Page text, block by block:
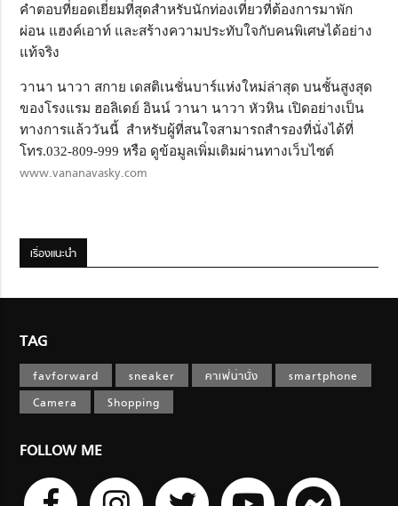
คำตอบที่ยอดเยี่ยมที่สุดสำหรับนักท่องเที่ยวที่ต้องการมาพัก
ผ่อน แฮงค์เอาท์ และสร้างความประทับใจกับคนพิเศษได้อย่าง
แท้จริง
วานา นาวา สกาย เดสติเนชั่นบาร์แห่งใหม่ล่าสุด บนชั้นสูงสุด
ของโรงแรม ฮอลิเดย์ อินน์ วานา นาวา หัวหิน เปิดอย่างเป็น
ทางการแล้ววันนี้ สำหรับผู้ที่สนใจสามารถสำรองที่นั่งได้ที่
โทร.032-809-999 หรือ ดูข้อมูลเพิ่มเติมผ่านทางเว็บไซต์
www.vananavasky.com
เรื่องแนะนำ
TAG
favforward sneaker คาเฟ่น่านั่ง
smartphone
Camera
Shopping
FOLLOW ME